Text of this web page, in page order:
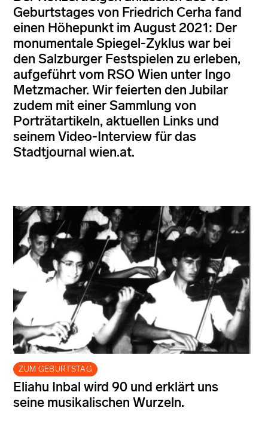
Geburtstages von Friedrich Cerha fand
einen Höhepunkt im August 2021: Der
monumentale Spiegel-Zyklus war bei
den Salzburger Festspielen zu erleben,
aufgeführt vom RSO Wien unter Ingo
Metzmacher. Wir feierten den Jubilar
zudem mit einer Sammlung von
Porträtartikeln, aktuellen Links und
seinem Video-Interview für das
Stadtjournal wien.at.
ZUM GEBURTSTAG
Eliahu Inbal wird 90 und erklärt uns
seine musikalischen Wurzeln.